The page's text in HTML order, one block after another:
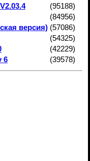
(95188)
(84956)
версия) (57086)
(54325)
(42229)
6
(39578)